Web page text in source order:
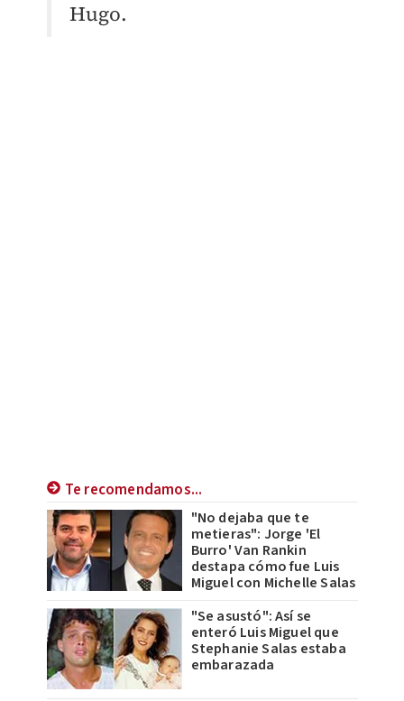
Hugo.
Te recomendamos...
"No dejaba que te
metieras": Jorge 'El
Burro' Van Rankin
destapa cómo fue Luis
Miguel con Michelle Salas
"Se asustó": Así se
enteró Luis Miguel que
Stephanie Salas estaba
embarazada